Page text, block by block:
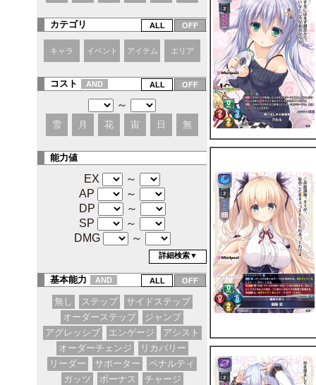
カテゴリ
キャラ イベント アイテム エリア
コスト AND
～
雪 月 花 宙 日 無
能力値
EX
～
AP
～
DP
～
SP
～
DMG
～
詳細検索▼
基本能力 AND
無し ステップ
サイドステップ
オーダーステップ
ジャンプ
アグレッシブ
エンゲージ
アシスト
オーダーチェンジ
リカバリー
リーダー
サポーター
ペナルティ
ガッツ
ボーナス
チャージ